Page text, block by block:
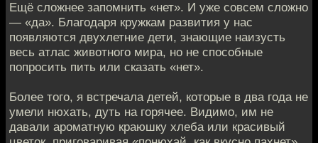
Ещё сложнее запомнить «нет». И уже совсем сложно
— «да». Благодаря кружкам развития у нас
появляются двухлетние дети, знающие наизусть
весь атлас животного мира, но не способные
попросить пить или сказать «нет».
Более того, я встречала детей, которые в два года не
умели нюхать, дуть на горячее. Видимо, им не
давали ароматную краюшку хлеба или красивый